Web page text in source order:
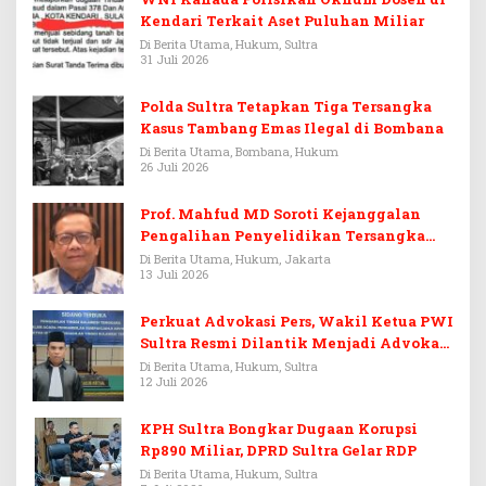
Kendari Terkait Aset Puluhan Miliar
Di Berita Utama, Hukum, Sultra
31 Juli 2026
Polda Sultra Tetapkan Tiga Tersangka
Kasus Tambang Emas Ilegal di Bombana
Di Berita Utama, Bombana, Hukum
26 Juli 2026
Prof. Mahfud MD Soroti Kejanggalan
Pengalihan Penyelidikan Tersangka
Febrie Adriansyah
Di Berita Utama, Hukum, Jakarta
13 Juli 2026
Perkuat Advokasi Pers, Wakil Ketua PWI
Sultra Resmi Dilantik Menjadi Advokat
PERADI
Di Berita Utama, Hukum, Sultra
12 Juli 2026
KPH Sultra Bongkar Dugaan Korupsi
Rp890 Miliar, DPRD Sultra Gelar RDP
Di Berita Utama, Hukum, Sultra